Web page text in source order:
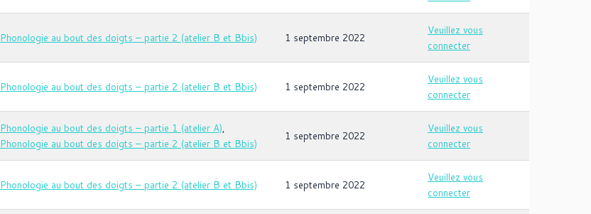
Phonologie au bout des doigts – partie 2 (atelier B et Bbis) 1 septembre 2022
Veuillez vous
connecter
Phonologie au bout des doigts – partie 2 (atelier B et Bbis) 1 septembre 2022
Veuillez vous
connecter
Phonologie au bout des doigts – partie 1 (atelier A),
Phonologie au bout des doigts – partie 2 (atelier B et Bbis)
1 septembre 2022
Veuillez vous
connecter
Phonologie au bout des doigts – partie 2 (atelier B et Bbis) 1 septembre 2022
Veuillez vous
connecter